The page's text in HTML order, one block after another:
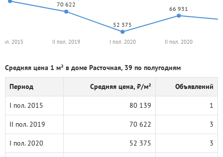
70 622
52 375
66 931
2015 II пол. 2019 I пол. 2020 II пол. 2020
Средняя цена 1 м² в доме Расточная, 39 по полугодиям
Период Средняя цена, ₽/м² Объявлений
I пол. 2015 80 139 1
II пол. 2019 70 622 3
I пол. 2020 52 375 3